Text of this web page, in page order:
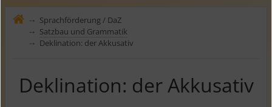
⤍ Sprachförderung / DaZ
⤍ Satzbau und Grammatik
⤍ Deklination: der Akkusativ
Deklination: der Akkusativ